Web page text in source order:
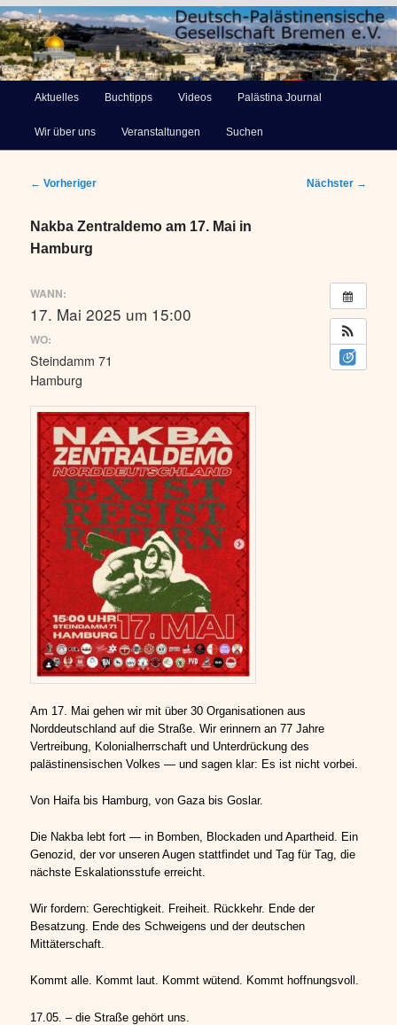
Deutsch-Palästinensische
Zum
primären
Aktuelles Buchtipps Videos Palästina Journal
Wir über uns Veranstaltungen Suchen
Beitragsnavigation
← Vorheriger Nächster →
Nakba Zentraldemo am 17. Mai in
Hamburg
WANN:
17. Mai 2025 um 15:00
WO:
Steindamm 71
Hamburg
Am 17. Mai gehen wir mit über 30 Organisationen aus
Norddeutschland auf die Straße. Wir erinnern an 77 Jahre
Vertreibung, Kolonialherrschaft und Unterdrückung des
palästinensischen Volkes — und sagen klar: Es ist nicht vorbei.
Von Haifa bis Hamburg, von Gaza bis Goslar.
Die Nakba lebt fort — in Bomben, Blockaden und Apartheid. Ein
Genozid, der vor unseren Augen stattfindet und Tag für Tag, die
nächste Eskalationsstufe erreicht.
Wir fordern: Gerechtigkeit. Freiheit. Rückkehr. Ende der
Besatzung. Ende des Schweigens und der deutschen
Mittäterschaft.
Kommt alle. Kommt laut. Kommt wütend. Kommt hoffnungsvoll.
17.05. – die Straße gehört uns.